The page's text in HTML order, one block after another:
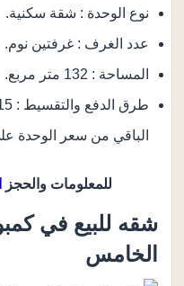
نوع الوحدة : شقة سكنية.
عدد الغرف : غرفتين نوم.
المساحة : 132 متر مربع.
الباقي من سعر الوحدة على 7 سنوات
للمعلومات والحجز
شقه للبيع في
الخامس